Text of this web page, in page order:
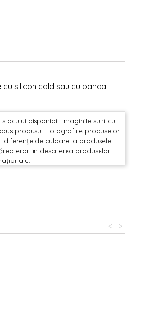
silicon cald sau cu banda
disponibil. Imaginile sunt cu
produsul. Fotografiile produselor
diferențe de culoare la produsele
erori în descrierea produselor.
>
<